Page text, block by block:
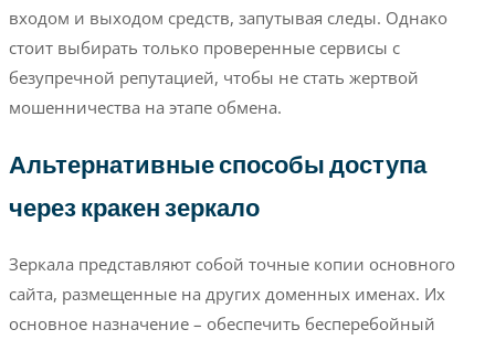
входом и выходом средств, запутывая следы. Однако
стоит выбирать только проверенные сервисы с
безупречной репутацией, чтобы не стать жертвой
мошенничества на этапе обмена.
Альтернативные способы доступа
через кракен зеркало
Зеркала представляют собой точные копии основного
сайта, размещенные на других доменных именах. Их
основное назначение – обеспечить бесперебойный